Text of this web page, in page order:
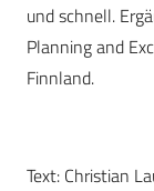
und schnell.
Planning and
Finnland.
Text: Christian